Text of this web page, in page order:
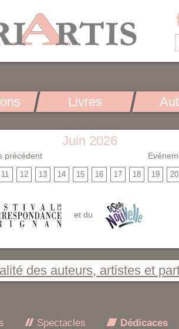
Livres
Juin 2026
précédent
11 12 13 14 15 16 17 18 19 20
et du
des auteurs, artistes et
Spectacles Dédicaces